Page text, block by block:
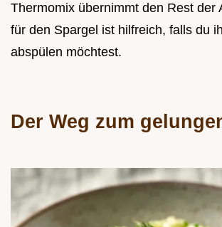
Thermomix übernimmt den Rest der
für den Spargel ist hilfreich, falls du
abspülen möchtest.
Der Weg zum